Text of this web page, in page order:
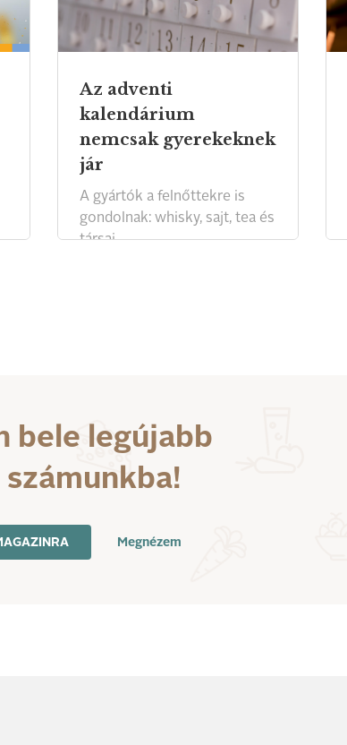
Az adventi
kalendárium
nemcsak gyerekeknek
jár
A gyártók a felnőttekre is
gondolnak: whisky, sajt, tea és
társai.
bele legújabb
számunkba!
Megnézem